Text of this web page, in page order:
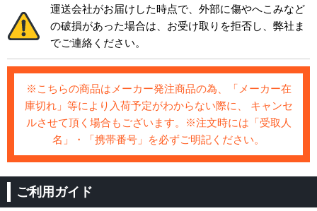
運送会社がお届けした時点で、外部に傷やへこみなど
の破損があった場合は、お受け取りを拒否し、弊社ま
でご連絡ください。
※こちらの商品はメーカー発注商品の為、「メーカー在
庫切れ」等により入荷予定がわからない際に、 キャンセ
ルさせて頂く場合もございます。※注文時には「受取人
名」・「携帯番号」を必ずご明記ください。
ご利用ガイド